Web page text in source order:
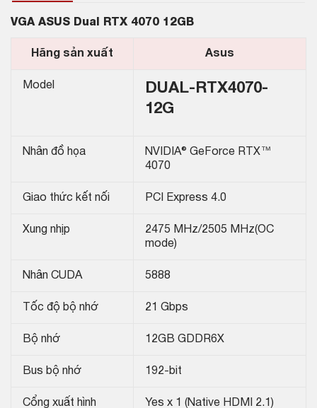
VGA ASUS Dual RTX 4070 12GB
Hãng sản xuất Asus
Model
DUAL-RTX4070-
12G
Nhân đồ họa
NVIDIA® GeForce RTX™
4070
Giao thức kết nối PCI Express 4.0
Xung nhịp
2475 MHz/2505 MHz(OC
mode)
Nhân CUDA 5888
Tốc độ bộ nhớ 21 Gbps
Bộ nhớ 12GB GDDR6X
Bus bộ nhớ 192-bit
Cổng xuất hình
Yes x 1 (Native HDMI 2.1)